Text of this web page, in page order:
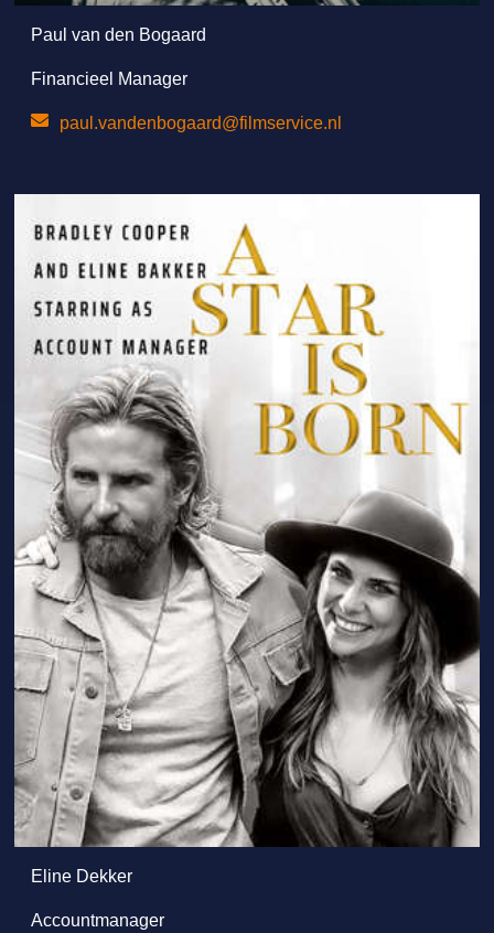
Paul van den Bogaard
Financieel Manager
paul.vandenbogaard@filmservice.nl
Eline Dekker
Accountmanager